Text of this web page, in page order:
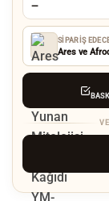
—
SIPARIŞ
Ares ve